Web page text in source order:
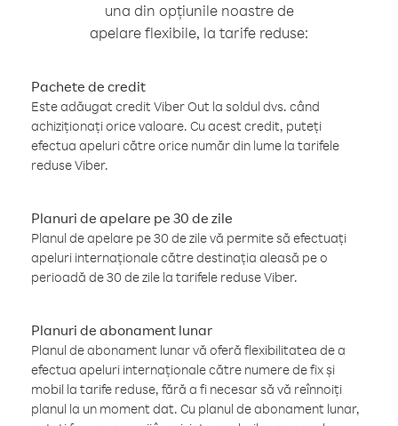
una din opțiunile noastre de
apelare flexibile, la tarife reduse:
Pachete de credit
Este adăugat credit Viber Out la soldul dvs. când
achiziționați orice valoare. Cu acest credit, puteți
efectua apeluri către orice număr din lume la tarifele
reduse Viber.
Planuri de apelare pe 30 de zile
Planul de apelare pe 30 de zile vă permite să efectuați
apeluri internaționale către destinația aleasă pe o
perioadă de 30 de zile la tarifele reduse Viber.
Planuri de abonament lunar
Planul de abonament lunar vă oferă flexibilitatea de a
efectua apeluri internaționale către numere de fix și
mobil la tarife reduse, fără a fi necesar să vă reînnoiți
planul la un moment dat. Cu planul de abonament lunar,